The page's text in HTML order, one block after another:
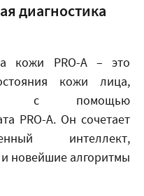
диагностика
кожи PRO-A – это
кожи лица,
с помощью
PRO-A. Он сочетает
интеллект,
новейшие алгоритмы